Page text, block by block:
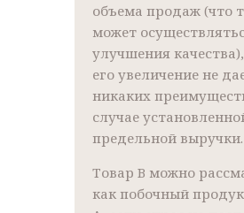
объема продаж (что
может
улучшения
его увеличение не
никаких
случае
предельной выручки.
Товар B можно
как побочный